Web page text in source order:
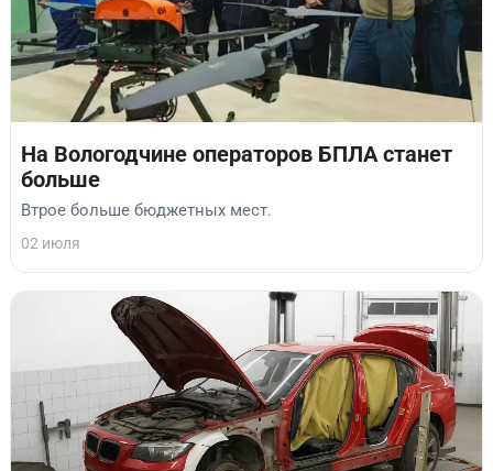
На Вологодчине операторов БПЛА станет
больше
Втрое больше бюджетных мест.
02 июля